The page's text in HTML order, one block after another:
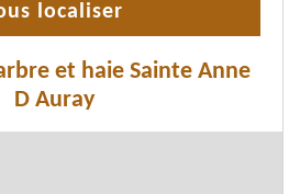
localiser
et haie Sainte Anne
D Auray